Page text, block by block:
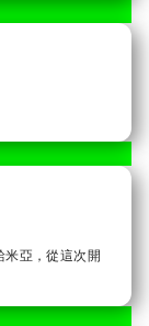
米亞，從這次開